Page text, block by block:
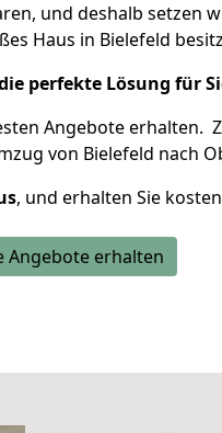
und deshalb setzen
Haus in Bielefeld
perfekte Lösung für
Angebote erhalten.
von Bielefeld nach
, und erhalten Sie
Angebote erhalten